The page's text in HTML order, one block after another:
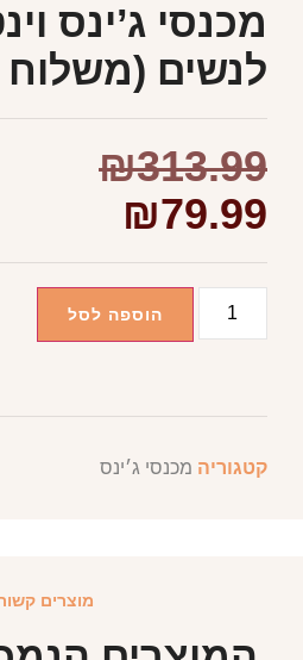
מכנסי ג’ינס
לנשים (משלוח
₪313.99
₪79.99
הוספה לסל
קטגוריה מכנסי ג׳ינס
מוצרים